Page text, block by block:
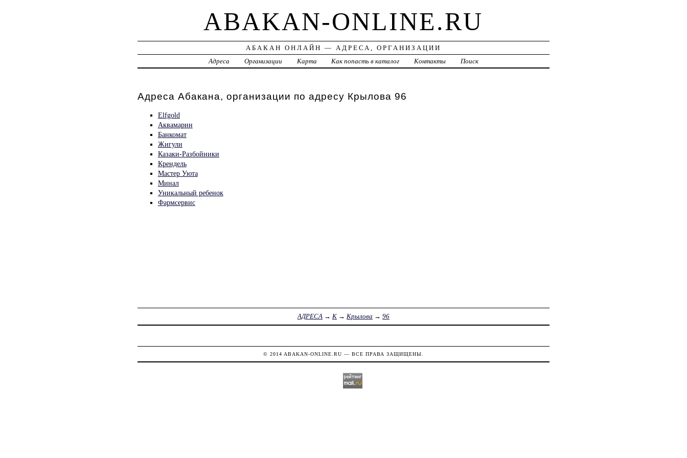
ABAKAN-ONLINE.RU
АБАКАН ОНЛАЙН — АДРЕСА, ОРГАНИЗАЦИИ
Адреса
Организации Карта Как попасть в каталог Контакты Поиск
Адреса Абакана, организации по адресу Крылова 96
Elfgold
Аквамарин
Банкомат
Жигули
Казаки-Разбойники
Крендель
Мастер Уюта
Минал
Уникальный ребенок
Фармсервис
АДРЕСА→ К→ Крылова → 96
© 2014 ABAKAN-ONLINE.RU — ВСЕ ПРАВА ЗАЩИЩЕНЫ.